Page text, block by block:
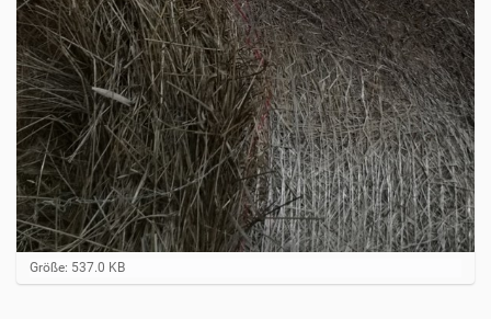
Z
e
Größe: 537.0 KB